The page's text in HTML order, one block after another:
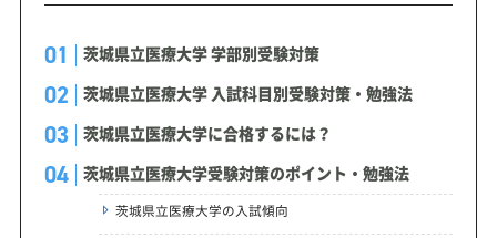
茨城県立医療大学 学部別受験対策
茨城県立医療大学 入試科目別受験対策・勉強法
茨城県立医療大学に合格するには？
茨城県立医療大学受験対策のポイント・勉強法
茨城県立医療大学の入試傾向